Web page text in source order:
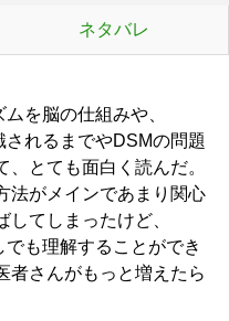
ネタバレ
を脳の仕組みや、
れるまでやDSMの問題
とても面白く読んだ。
法がメインであまり関心
してしまったけど、
も理解することができ
者さんがもっと増えたら